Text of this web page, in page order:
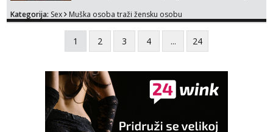
jer nisam solo. Zgodan sam i diskretan,sliku
šaljem na wapp telegram..178 78kg.,javi se
za brz dogovor Kontakt 0958759047
Kategorija: Sex Muška osoba traži žensku osobu
1 2 3 4 ... 24